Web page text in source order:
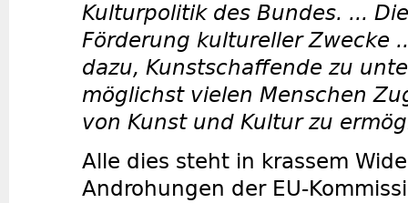
Kulturpolitik des Bundes. ...
Förderung kultureller Zwecke
dazu, Kunstschaffende zu
möglichst vielen Menschen
von Kunst und Kultur zu
Alle dies steht in krassem
Androhungen der EU-